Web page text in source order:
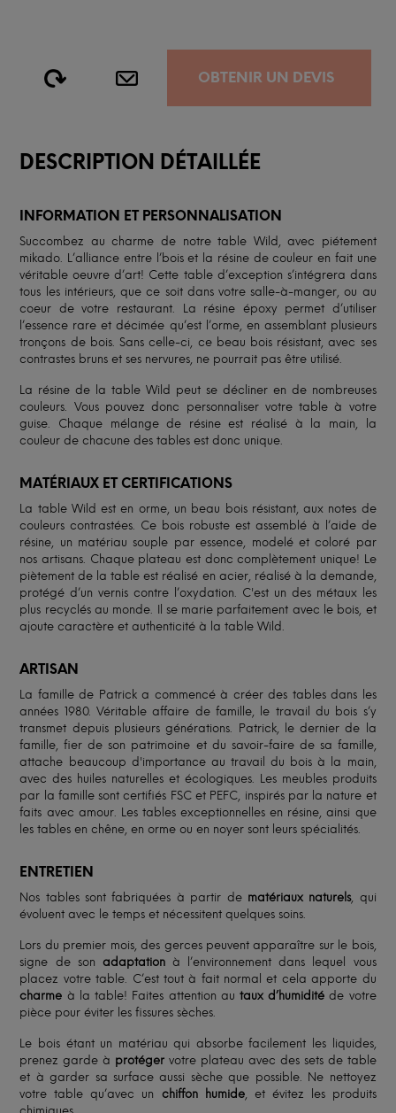
OBTENIR UN DEVIS
DESCRIPTION DÉTAILLÉE
INFORMATION ET PERSONNALISATION
Succombez au charme de notre table Wild, avec piétement
mikado. L’alliance entre l’bois et la résine de couleur en fait une
véritable oeuvre d’art! Cette table d’exception s’intégrera dans
tous les intérieurs, que ce soit dans votre salle-à-manger, ou au
coeur de votre restaurant. La résine époxy permet d’utiliser
l’essence rare et décimée qu’est l’orme, en assemblant plusieurs
tronçons de bois. Sans celle-ci, ce beau bois résistant, avec ses
contrastes bruns et ses nervures, ne pourrait pas être utilisé.
La résine de la table Wild peut se décliner en de nombreuses
couleurs. Vous pouvez donc personnaliser votre table à votre
guise. Chaque mélange de résine est réalisé à la main, la
couleur de chacune des tables est donc unique.
MATÉRIAUX ET CERTIFICATIONS
La table Wild est en orme, un beau bois résistant, aux notes de
couleurs contrastées. Ce bois robuste est assemblé à l’aide de
résine, un matériau souple par essence, modelé et coloré par
nos artisans. Chaque plateau est donc complètement unique! Le
piètement de la table est réalisé en acier, réalisé à la demande,
protégé d’un vernis contre l’oxydation. C'est un des métaux les
plus recyclés au monde. Il se marie parfaitement avec le bois, et
ajoute caractère et authenticité à la table Wild.
ARTISAN
La famille de Patrick a commencé à créer des tables dans les
années 1980. Véritable affaire de famille, le travail du bois s’y
transmet depuis plusieurs générations. Patrick, le dernier de la
famille, fier de son patrimoine et du savoir-faire de sa famille,
attache beaucoup d'importance au travail du bois à la main,
avec des huiles naturelles et écologiques. Les meubles produits
par la famille sont certifiés FSC et PEFC, inspirés par la nature et
faits avec amour. Les tables exceptionnelles en résine, ainsi que
les tables en chêne, en orme ou en noyer sont leurs spécialités.
ENTRETIEN
Nos tables sont fabriquées à partir de matériaux naturels, qui
évoluent avec le temps et nécessitent quelques soins.
Lors du premier mois, des gerces peuvent apparaître sur le bois,
signe de son adaptationà l’environnement dans lequel vous
placez votre table. C’est tout à fait normal et cela apporte du
charme à la table! Faites attention au taux d’humidité de votre
pièce pour éviter les fissures sèches.
Le bois étant un matériau qui absorbe facilement les liquides,
prenez garde à protéger votre plateau avec des sets de table
et à garder sa surface aussi sèche que possible. Ne nettoyez
votre table qu’avec un chiffon humide, et évitez les produits